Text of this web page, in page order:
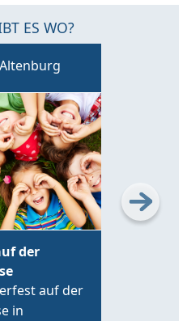
ES WO?
Altenburg
der
auf der
in